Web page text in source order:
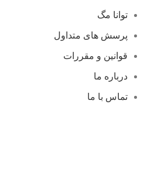
توانا مگ
پرسش های متداول
قوانین و مقررات
درباره ما
تماس با ما